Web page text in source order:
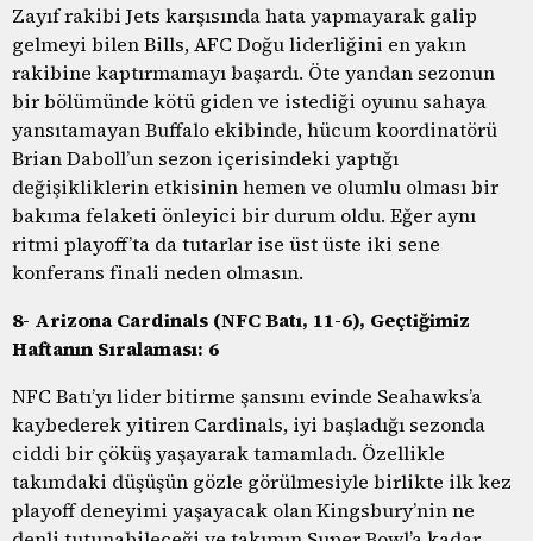
Zayıf rakibi Jets karşısında hata yapmayarak galip
gelmeyi bilen Bills, AFC Doğu liderliğini en yakın
rakibine kaptırmamayı başardı. Öte yandan sezonun
bir bölümünde kötü giden ve istediği oyunu sahaya
yansıtamayan Buffalo ekibinde, hücum koordinatörü
Brian Daboll’un sezon içerisindeki yaptığı
değişikliklerin etkisinin hemen ve olumlu olması bir
bakıma felaketi önleyici bir durum oldu. Eğer aynı
ritmi playoff’ta da tutarlar ise üst üste iki sene
konferans finali neden olmasın.
8- Arizona Cardinals (NFC Batı, 11-6), Geçtiğimiz
Haftanın Sıralaması: 6
NFC Batı’yı lider bitirme şansını evinde Seahawks’a
kaybederek yitiren Cardinals, iyi başladığı sezonda
ciddi bir çöküş yaşayarak tamamladı. Özellikle
takımdaki düşüşün gözle görülmesiyle birlikte ilk kez
playoff deneyimi yaşayacak olan Kingsbury’nin ne